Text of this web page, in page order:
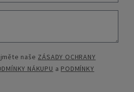
naše ZÁSADY OCHRANY
NÁKUPU a PODMÍNKY